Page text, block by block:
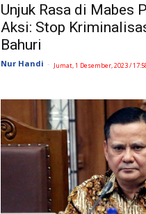
Unjuk Rasa di Mabes
Aksi: Stop
Bahuri
Nur Handi - Jumat, 1 Desember, 2023 /